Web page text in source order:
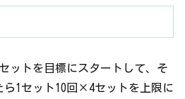
ットを目標にスタートして、そ
ら1セット10回×4セットを上限に